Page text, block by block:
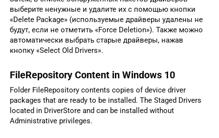
выберите ненужные и удалите их с помощью кнопки
«Delete Package» (используемые драйверы удалены не
будут, если не отметить «Force Deletion»). Также можно
автоматически выбрать старые драйверы, нажав
кнопку «Select Old Drivers».
FileRepository Content in Windows 10
Folder FileRepository contents copies of device driver
packages that are ready to be installed. The Staged Drivers
located in DriverStore and can be installed without
Administrative privileges.